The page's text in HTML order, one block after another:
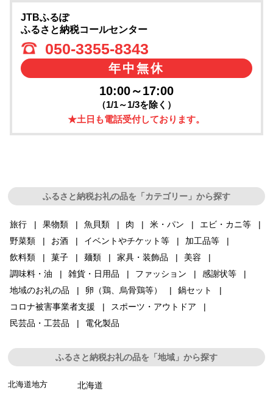
JTBふるぽ
ふるさと納税コールセンター
050-3355-8343
年中無休
10:00～17:00
（1/1～1/3を除く）
★土日も電話受付しております。
ふるさと納税お礼の品を「カテゴリー」から探す
旅行 果物類 魚貝類 肉 米・パン
エビ・カニ等
野菜類
お酒 イベントやチケット等
加工品等
飲料類
菓子 麺類 家具・装飾品
美容
調味料・油
雑貨・日用品 ファッション
感謝状等
地域のお礼の品
卵（鶏、烏骨鶏等）
鍋セット
コロナ被害事業者支援
スポーツ・アウトドア
民芸品・工芸品
電化製品
ふるさと納税お礼の品を「地域」から探す
北海道地方 北海道